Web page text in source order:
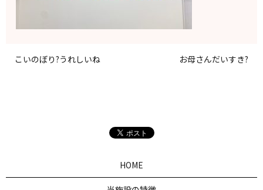
こいのぼり?うれしいね お母さんだいすき?
HOME